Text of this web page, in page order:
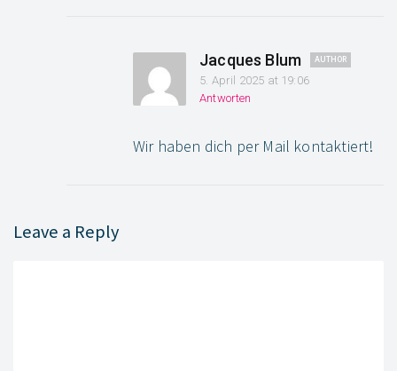
Jacques Blum
5. April 2025 at 19:06
Antworten
Wir haben dich per Mail kontaktiert!
Leave a Reply